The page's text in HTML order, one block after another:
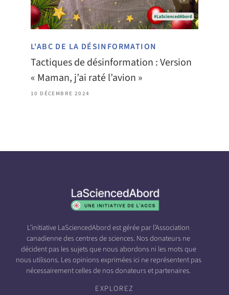
L'ABC DE LA DÉSINFORMATION
Tactiques de désinformation : Version
« Maman, j’ai raté l’avion »
10 DÉCEMBRE 2024
L’initiative LaSciencedAbord est gérée par l’Association
canadienne des centres de sciences. Nos donateurs ne
décident pas les sujets que nous abordons ni les mots que
nous utilisons. Les opinions exprimées ici ne représentent pas
nécessairement celles de nos donateurs et partenaires.
EXPLOREZ